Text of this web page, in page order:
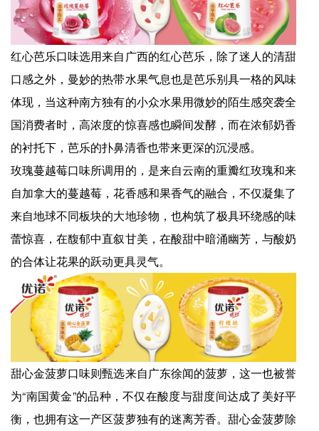
红心芭乐口味选用来自广西的红心芭乐，除了迷人的清甜
口感之外，曼妙的热带水果气息也是芭乐别具一格的风味
体现，当这种南方独有的小众水果用微妙的陌生感突袭全
国消费者时，高浓度的惊喜感也瞬间发酵，而在浓郁奶香
的衬托下，芭乐的扑鼻清香也带来更深的沉浸感。
玫瑰蔓越莓口味所调用的，是来自云南的重瓣红玫瑰和来
自加拿大的蔓越莓，花香感和果香气的融合，不仅凝集了
来自地球不同板块的大地珍物，也构筑了极具环绕感的味
蕾惊喜，在馥郁中直叙甘美，在酸甜中暗涌幽芳，与酸奶
的合体让花果的跃动更具灵气。
甜心金菠萝口味则甄选来自广东徐闻的菠萝，这一也被誉
为“南国黄金”的品种，不仅在酸度与甜度间达成了美好平
衡，也拥有这一产区菠萝独有的迷离芳香。甜心金菠萝除